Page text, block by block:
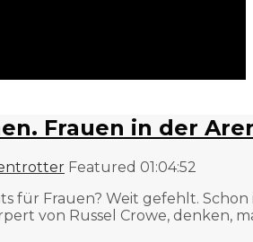
Frauen in der
Featured 01:04:52
für Frauen? Weit gefehlt.
von Russel Crowe, denken,